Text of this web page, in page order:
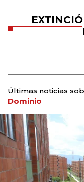
Últimas noticias
Dominio